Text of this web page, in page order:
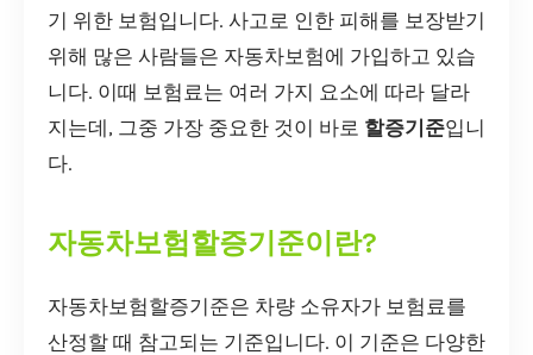
기 위한 보험입니다. 사고로 인한 피해를 보장받기
위해 많은 사람들은 자동차보험에 가입하고 있습
니다. 이때 보험료는 여러 가지 요소에 따라 달라
지는데, 그중 가장 중요한 것이 바로 할증기준입니
다.
자동차보험할증기준이란?
자동차보험할증기준은 차량 소유자가 보험료를
산정할 때 참고되는 기준입니다. 이 기준은 다양한